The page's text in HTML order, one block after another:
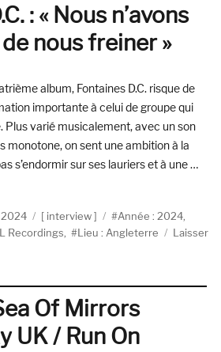
: « Nous n’avons
nous freiner »
album, Fontaines D.C. risque de
importante à celui de groupe qui
Plus varié musicalement, avec un son
monotone, on sent une ambition à la
s’endormir sur ses lauriers et à une …
Fontaines D.C. : « Nous n’avons plus besoin
Catégories
interview Étiquettes
Année : 2024
Recordings Lieu : Angleterre
Laisser
Of Mirrors
UK / Run On